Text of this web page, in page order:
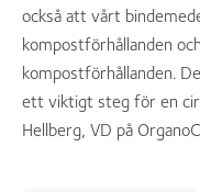
också att vårt
kompostförhållanden
kompostförhållanden.
ett viktigt steg för en
Hellberg, VD på